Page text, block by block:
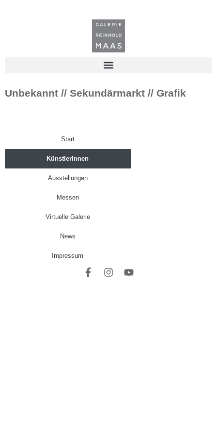
Unbekannt // Sekundärmarkt // Grafik
Start
KünstlerInnen
Ausstellungen
Messen
Virtuelle Galerie
News
Impressum